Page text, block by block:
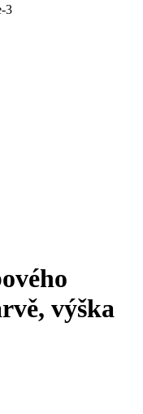
výška